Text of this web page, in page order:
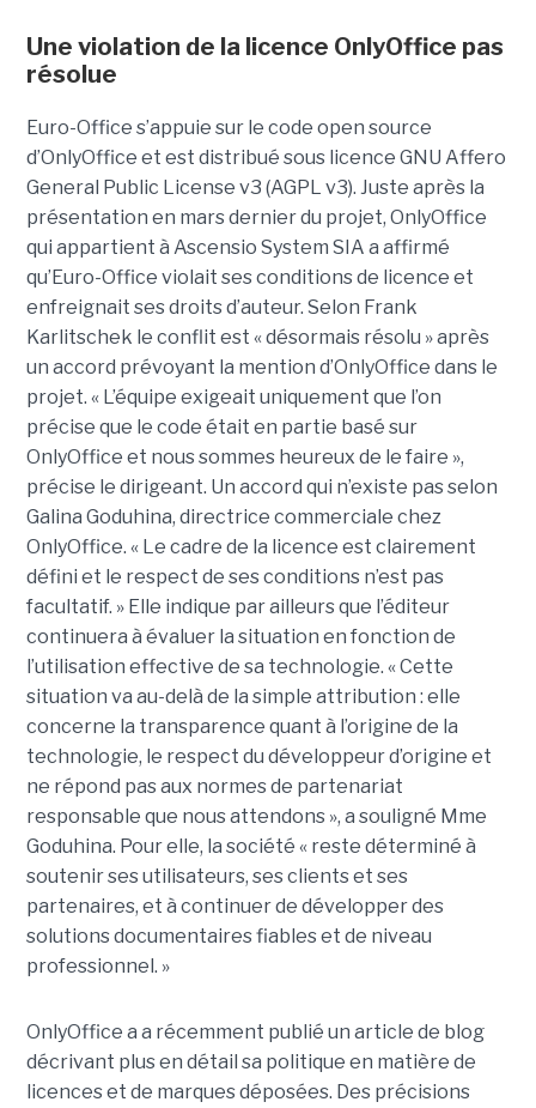
Une violation de la licence OnlyOffice pas
résolue
Euro-Office s’appuie sur le code open source
d’OnlyOffice et est distribué sous licence GNU Affero
General Public License v3 (AGPL v3). Juste après la
présentation en mars dernier du projet, OnlyOffice
qui appartient à Ascensio System SIA a affirmé
qu’Euro-Office violait ses conditions de licence et
enfreignait ses droits d’auteur. Selon Frank
Karlitschek le conflit est « désormais résolu » après
un accord prévoyant la mention d’OnlyOffice dans le
projet. « L’équipe exigeait uniquement que l’on
précise que le code était en partie basé sur
OnlyOffice et nous sommes heureux de le faire »,
précise le dirigeant. Un accord qui n’existe pas selon
Galina Goduhina, directrice commerciale chez
OnlyOffice. « Le cadre de la licence est clairement
défini et le respect de ses conditions n’est pas
facultatif. » Elle indique par ailleurs que l’éditeur
continuera à évaluer la situation en fonction de
l’utilisation effective de sa technologie. « Cette
situation va au-delà de la simple attribution : elle
concerne la transparence quant à l’origine de la
technologie, le respect du développeur d’origine et
ne répond pas aux normes de partenariat
responsable que nous attendons », a souligné Mme
Goduhina. Pour elle, la société « reste déterminé à
soutenir ses utilisateurs, ses clients et ses
partenaires, et à continuer de développer des
solutions documentaires fiables et de niveau
professionnel. »
OnlyOffice a a récemment publié un article de blog
décrivant plus en détail sa politique en matière de
licences et de marques déposées. Des précisions